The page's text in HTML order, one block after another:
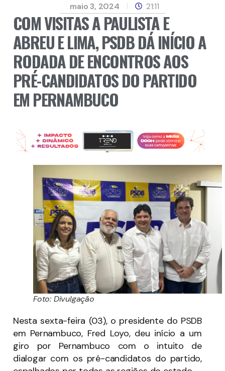
maio 3, 2024 21:11
COM VISITAS A PAULISTA E
ABREU E LIMA, PSDB DÁ INÍCIO A
RODADA DE ENCONTROS AOS
PRÉ-CANDIDATOS DO PARTIDO
EM PERNAMBUCO
Foto: Divulgação
Nesta sexta-feira (03), o presidente do PSDB
em Pernambuco, Fred Loyo, deu início a um
giro por Pernambuco com o intuito de
dialogar com os pré-candidatos do partido,